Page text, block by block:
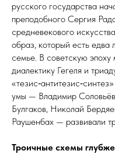
русского государства
преподобного Сергия
средневекового
образ, который есть едва
семье. В советскую
диалектику Гегеля и
умы — Владимир
Булгаков, Николай
Раушенбах — развивали
Троичные схемы